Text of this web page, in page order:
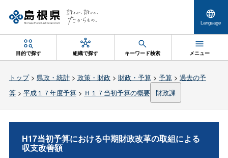
Language
目的で探す 組織で探す キーワード検索 メニュー
トップ> 県政・統計> 政策・財政 > 財政・予算> 予算> 過去の予
算> 平成１７年度予算> Ｈ１７当初予算の概要 財政課
H17当初予算における中期財政改革の取組による
収支改善額